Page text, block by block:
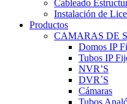
Cableado
Instalación de
Productos
CAMARAS DE
Domos IP
Tubos IP
NVR’S
DVR´S
Cámaras
Tubos